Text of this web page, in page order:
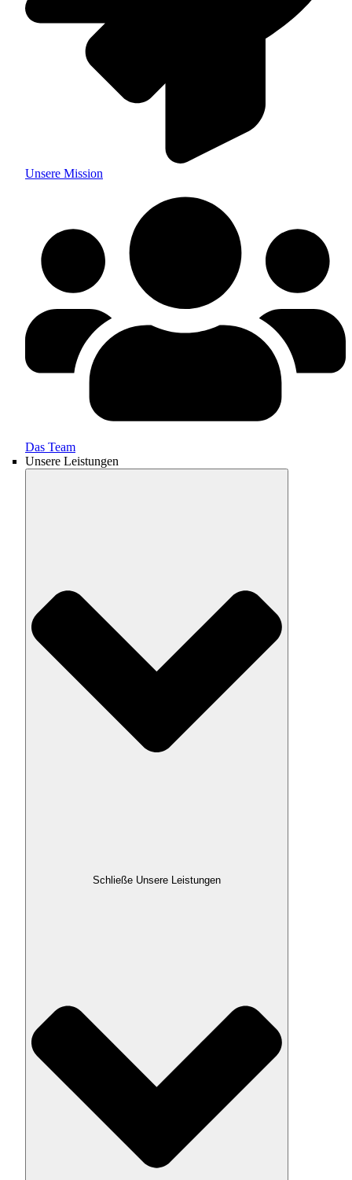
Unsere Mission
Das Team
Unsere Leistungen
Schließe Unsere Leistungen